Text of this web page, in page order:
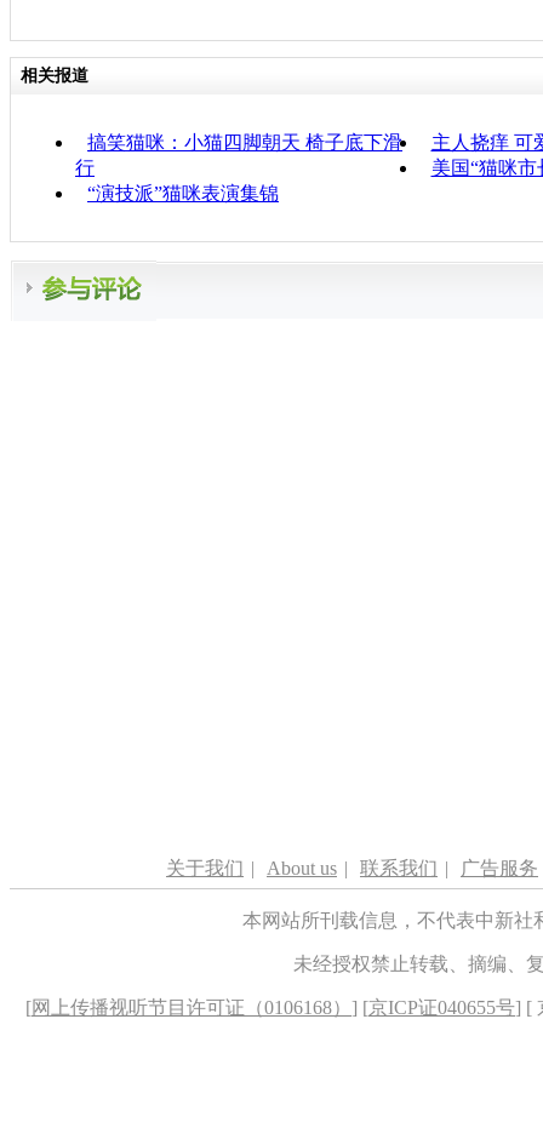
相关报道
搞笑猫咪：小猫四脚朝天 椅子底下滑
行
主人挠痒 可
美国“猫咪
“演技派”猫咪表演集锦
关于我们 | About us | 联系我们 | 广告服务
本网站所刊载信息，不代表中新
未经授权禁止转载、摘编、
[网上传播视听节目许可证（0106168） ] [京ICP证040655号] [